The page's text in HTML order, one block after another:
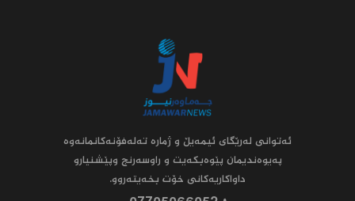
ئه‌توانى له‌رێگاى ئیمه‌یڵ و ژماره‌ ته‌له‌فۆنه‌کانمانه‌وه‌
په‌یوه‌ندیمان پێوه‌بکه‌یت و راوسه‌رنج وپێشنیارو
داواکاریه‌کانى خۆت بخه‌یته‌روو.